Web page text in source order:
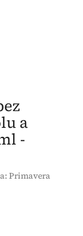
a
-
Primavera